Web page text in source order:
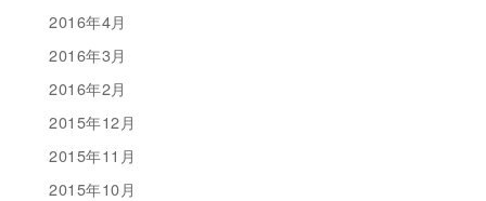
2016年4月
2016年3月
2016年2月
2015年12月
2015年11月
2015年10月